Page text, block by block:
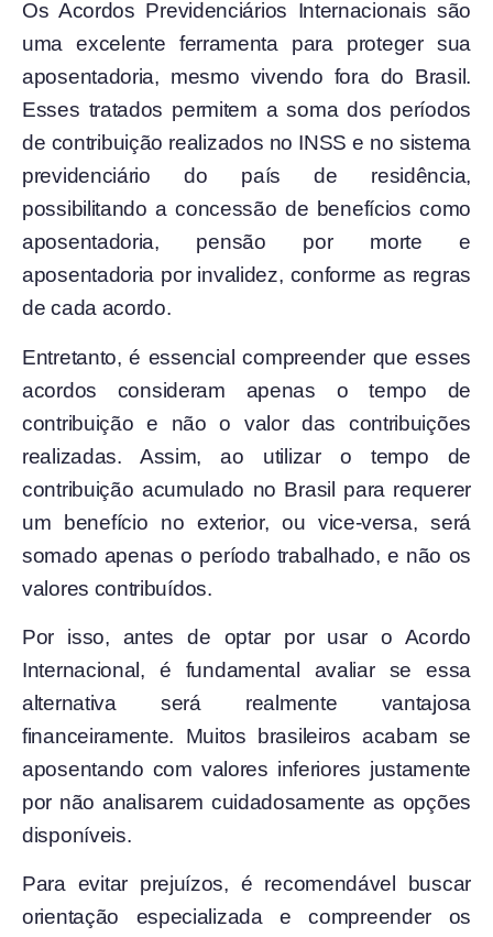
Os Acordos Previdenciários Internacionais são
uma excelente ferramenta para proteger sua
aposentadoria, mesmo vivendo fora do Brasil.
Esses tratados permitem a soma dos períodos
de contribuição realizados no INSS e no sistema
previdenciário do país de residência,
possibilitando a concessão de benefícios como
aposentadoria, pensão por morte e
aposentadoria por invalidez, conforme as regras
de cada acordo.
Entretanto, é essencial compreender que esses
acordos consideram apenas o tempo de
contribuição e não o valor das contribuições
realizadas. Assim, ao utilizar o tempo de
contribuição acumulado no Brasil para requerer
um benefício no exterior, ou vice-versa, será
somado apenas o período trabalhado, e não os
valores contribuídos.
Por isso, antes de optar por usar o Acordo
Internacional, é fundamental avaliar se essa
alternativa será realmente vantajosa
financeiramente. Muitos brasileiros acabam se
aposentando com valores inferiores justamente
por não analisarem cuidadosamente as opções
disponíveis.
Para evitar prejuízos, é recomendável buscar
orientação especializada e compreender os